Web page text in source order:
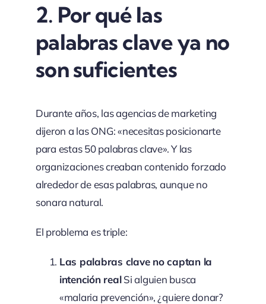
2. Por qué las
palabras clave ya no
son suficientes
Durante años, las agencias de marketing
dijeron a las ONG: «necesitas posicionarte
para estas 50 palabras clave». Y las
organizaciones creaban contenido forzado
alrededor de esas palabras, aunque no
sonara natural.
El problema es triple:
Las palabras clave no captan la
intención realSi alguien busca
«malaria prevención», ¿quiere donar?